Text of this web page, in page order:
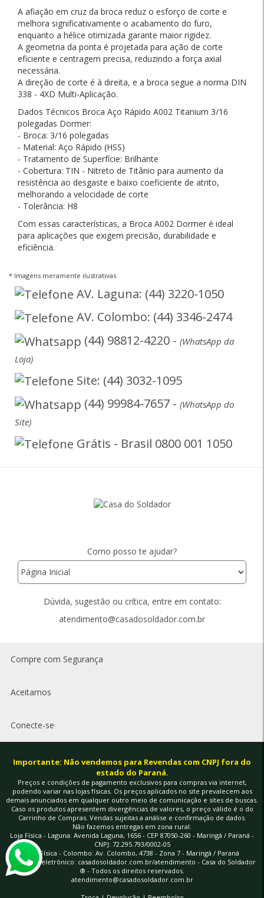
à vista
A afiação em cruz da broca reduz o esforço de corte e
melhora significativamente o acabamento do furo,
enquanto a hélice otimizada garante maior rigidez.
A geometria da ponta é projetada para ação de corte
eficiente e centragem precisa, reduzindo a força axial
necessária.
A direção de corte é à direita, e a broca segue a norma DIN
338 - 4XD Multi-Aplicação.
Dados Técnicos Broca Aço Rápido A002 Titanium 3/16
polegadas Dormer:
- Broca: 3/16 polegadas
- Material: Aço Rápido (HSS)
- Tratamento de Superfície: Brilhante
- Cobertura: TIN - Nitreto de Titânio para aumento da
resistência ao desgaste e baixo coeficiente de atrito,
melhorando a velocidade de corte
- Tolerância: H8
Com essas características, a Broca A002 Dormer é ideal
para aplicações que exigem precisão, durabilidade e
eficiência.
* Imagens meramente ilustrativas
AV. Laguna: (44) 3220-1050
AV. Colombo: (44) 3346-2474
(44) 98812-4220 - (WhatsApp da
Loja)
Site: (44) 3032-1095
(44) 99984-7657 - (WhatsApp do
Site)
Grátis - Brasil 0800 001 1050
Como posso te ajudar?
Dúvida, sugestão ou crítica, entre em contato:
atendimento@casadosoldador.com.br
Compre com Segurança
Aceitamos
Conecte-se
Importante: Não vendemos para Revendas com CNPJ fora do
estado do Paraná.
Preços e condições de pagamento exclusivos para compras via internet,
podendo variar nas lojas físicas. Os preços aplicados no site prevalecem aos
demais anunciados em qualquer outro meio de comunicação e sites de buscas.
Caso os produtos apresentem divergências de valores, o preço válido é o do
Carrinho de Compras. Vendas sujeitas a análise e confirmação de dados.
Não fazemos entregas em zona rural.
Loja Física - Laguna: Avenida Laguna, 1656 - CEP 87050-260 - Maringá / Paraná -
CNPJ: 72.295.793/0002-05
Loja Física - Colombo: Av. Colombo, 4738 - Zona 7 - Maringá / Paraná
Endereço eletrônico: casadosoldador.com.br/atendimento - Casa do Soldador
® - Todos os direitos reservados.
atendimento@casadosoldador.com.br